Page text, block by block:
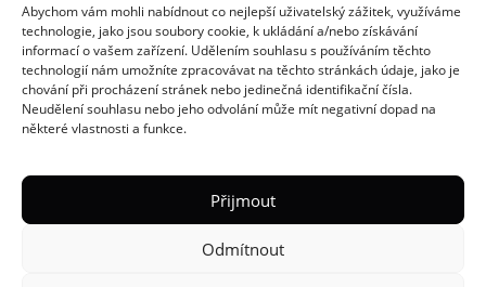
Abychom vám mohli nabídnout co nejlepší uživatelský zážitek, využíváme
technologie, jako jsou soubory cookie, k ukládání a/nebo získávání
informací o vašem zařízení. Udělením souhlasu s používáním těchto
technologií nám umožníte zpracovávat na těchto stránkách údaje, jako je
chování při procházení stránek nebo jedinečná identifikační čísla.
Neudělení souhlasu nebo jeho odvolání může mít negativní dopad na
některé vlastnosti a funkce.
Přijmout
Odmítnout
Obecné
O NÁS
ŘEŠENÍ PROBLÉMU S OBJEDNÁVKOU